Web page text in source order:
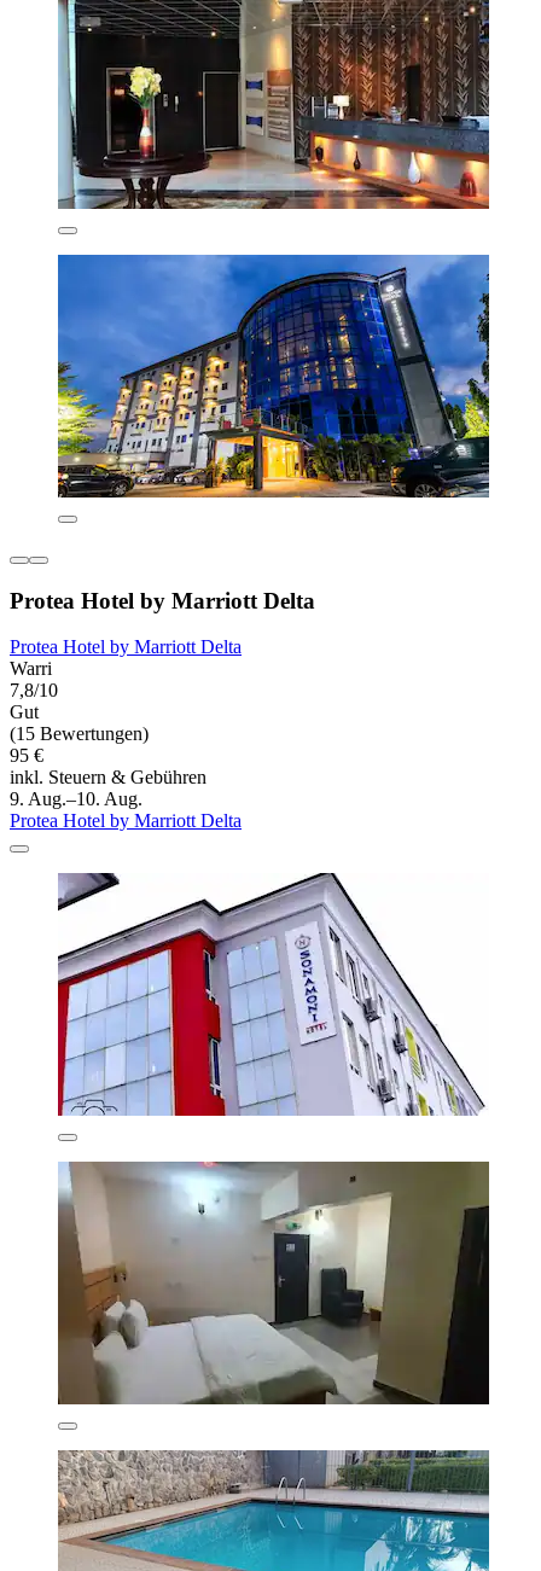
Protea Hotel by Marriott Delta
Protea Hotel by Marriott Delta
Warri
7,8/10
Gut
(15 Bewertungen)
95 €
inkl. Steuern & Gebühren
9. Aug.–10. Aug.
Protea Hotel by Marriott Delta